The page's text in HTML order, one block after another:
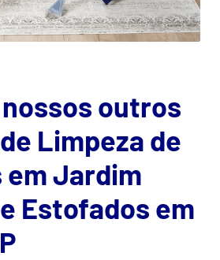
outros
Limpeza de
em Jardim
Estofados em